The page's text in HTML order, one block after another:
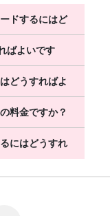
ドするにはど
選択して、安
てください。
され、通貨換
支払いが完了
に有効化さ
高に追加され
ばよいです
して、3つの
ョン」を選択
セル」をクリ
サポートに連絡
どうすればよ
ウントを閉じ
料金ですか？
にはどうすれ